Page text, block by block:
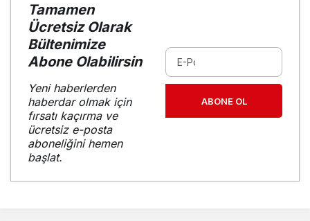
Tamamen
Ücretsiz Olarak
Bültenimize
Abone Olabilirsin
Yeni haberlerden
haberdar olmak için
fırsatı kaçırma ve
ücretsiz e-posta
aboneliğini hemen
başlat.
ABONE OL